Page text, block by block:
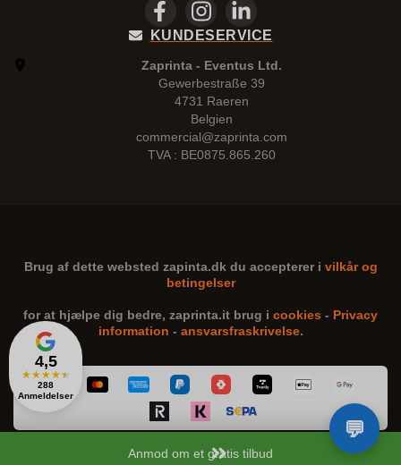
Anmod om et gratis tilbud
4,5
★★★★★
288
Anmeldelser
KUNDESERVICE
Zaprinta - Eventus Ltd.
Gewerbestraße 39
4731 Raeren
Belgien
commercial@zaprinta.com
TVA : BE0875.865.260
Brug af dette websted zapinta.dk du accepterer i vilkår og
betingelser
for at hjælpe dig bedre, zaprinta.it brug i cookies - Privacy
information - ansvarsfraskrivelse.